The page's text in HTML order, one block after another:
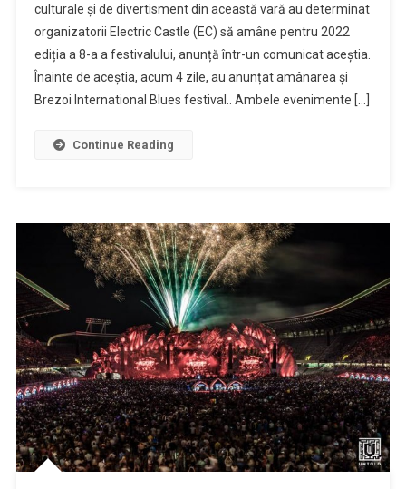
și
Electric
Castle
amână
pe
culturale și de divertisment din această vară au determinat
organizatorii Electric Castle (EC) să amâne pentru 2022
ediția a 8-a a festivalului, anunță într-un comunicat aceștia.
Înainte de aceștia, acum 4 zile, au anunțat amânarea și
Brezoi International Blues festival.. Ambele evenimente […]
Continue Reading